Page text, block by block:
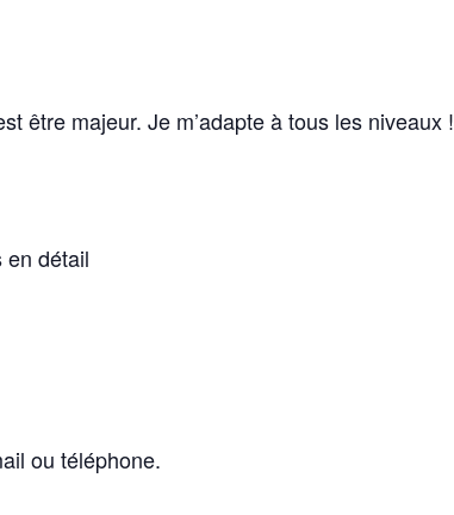
être majeur. Je m’adapte à tous les niveaux !
en détail
ou téléphone.